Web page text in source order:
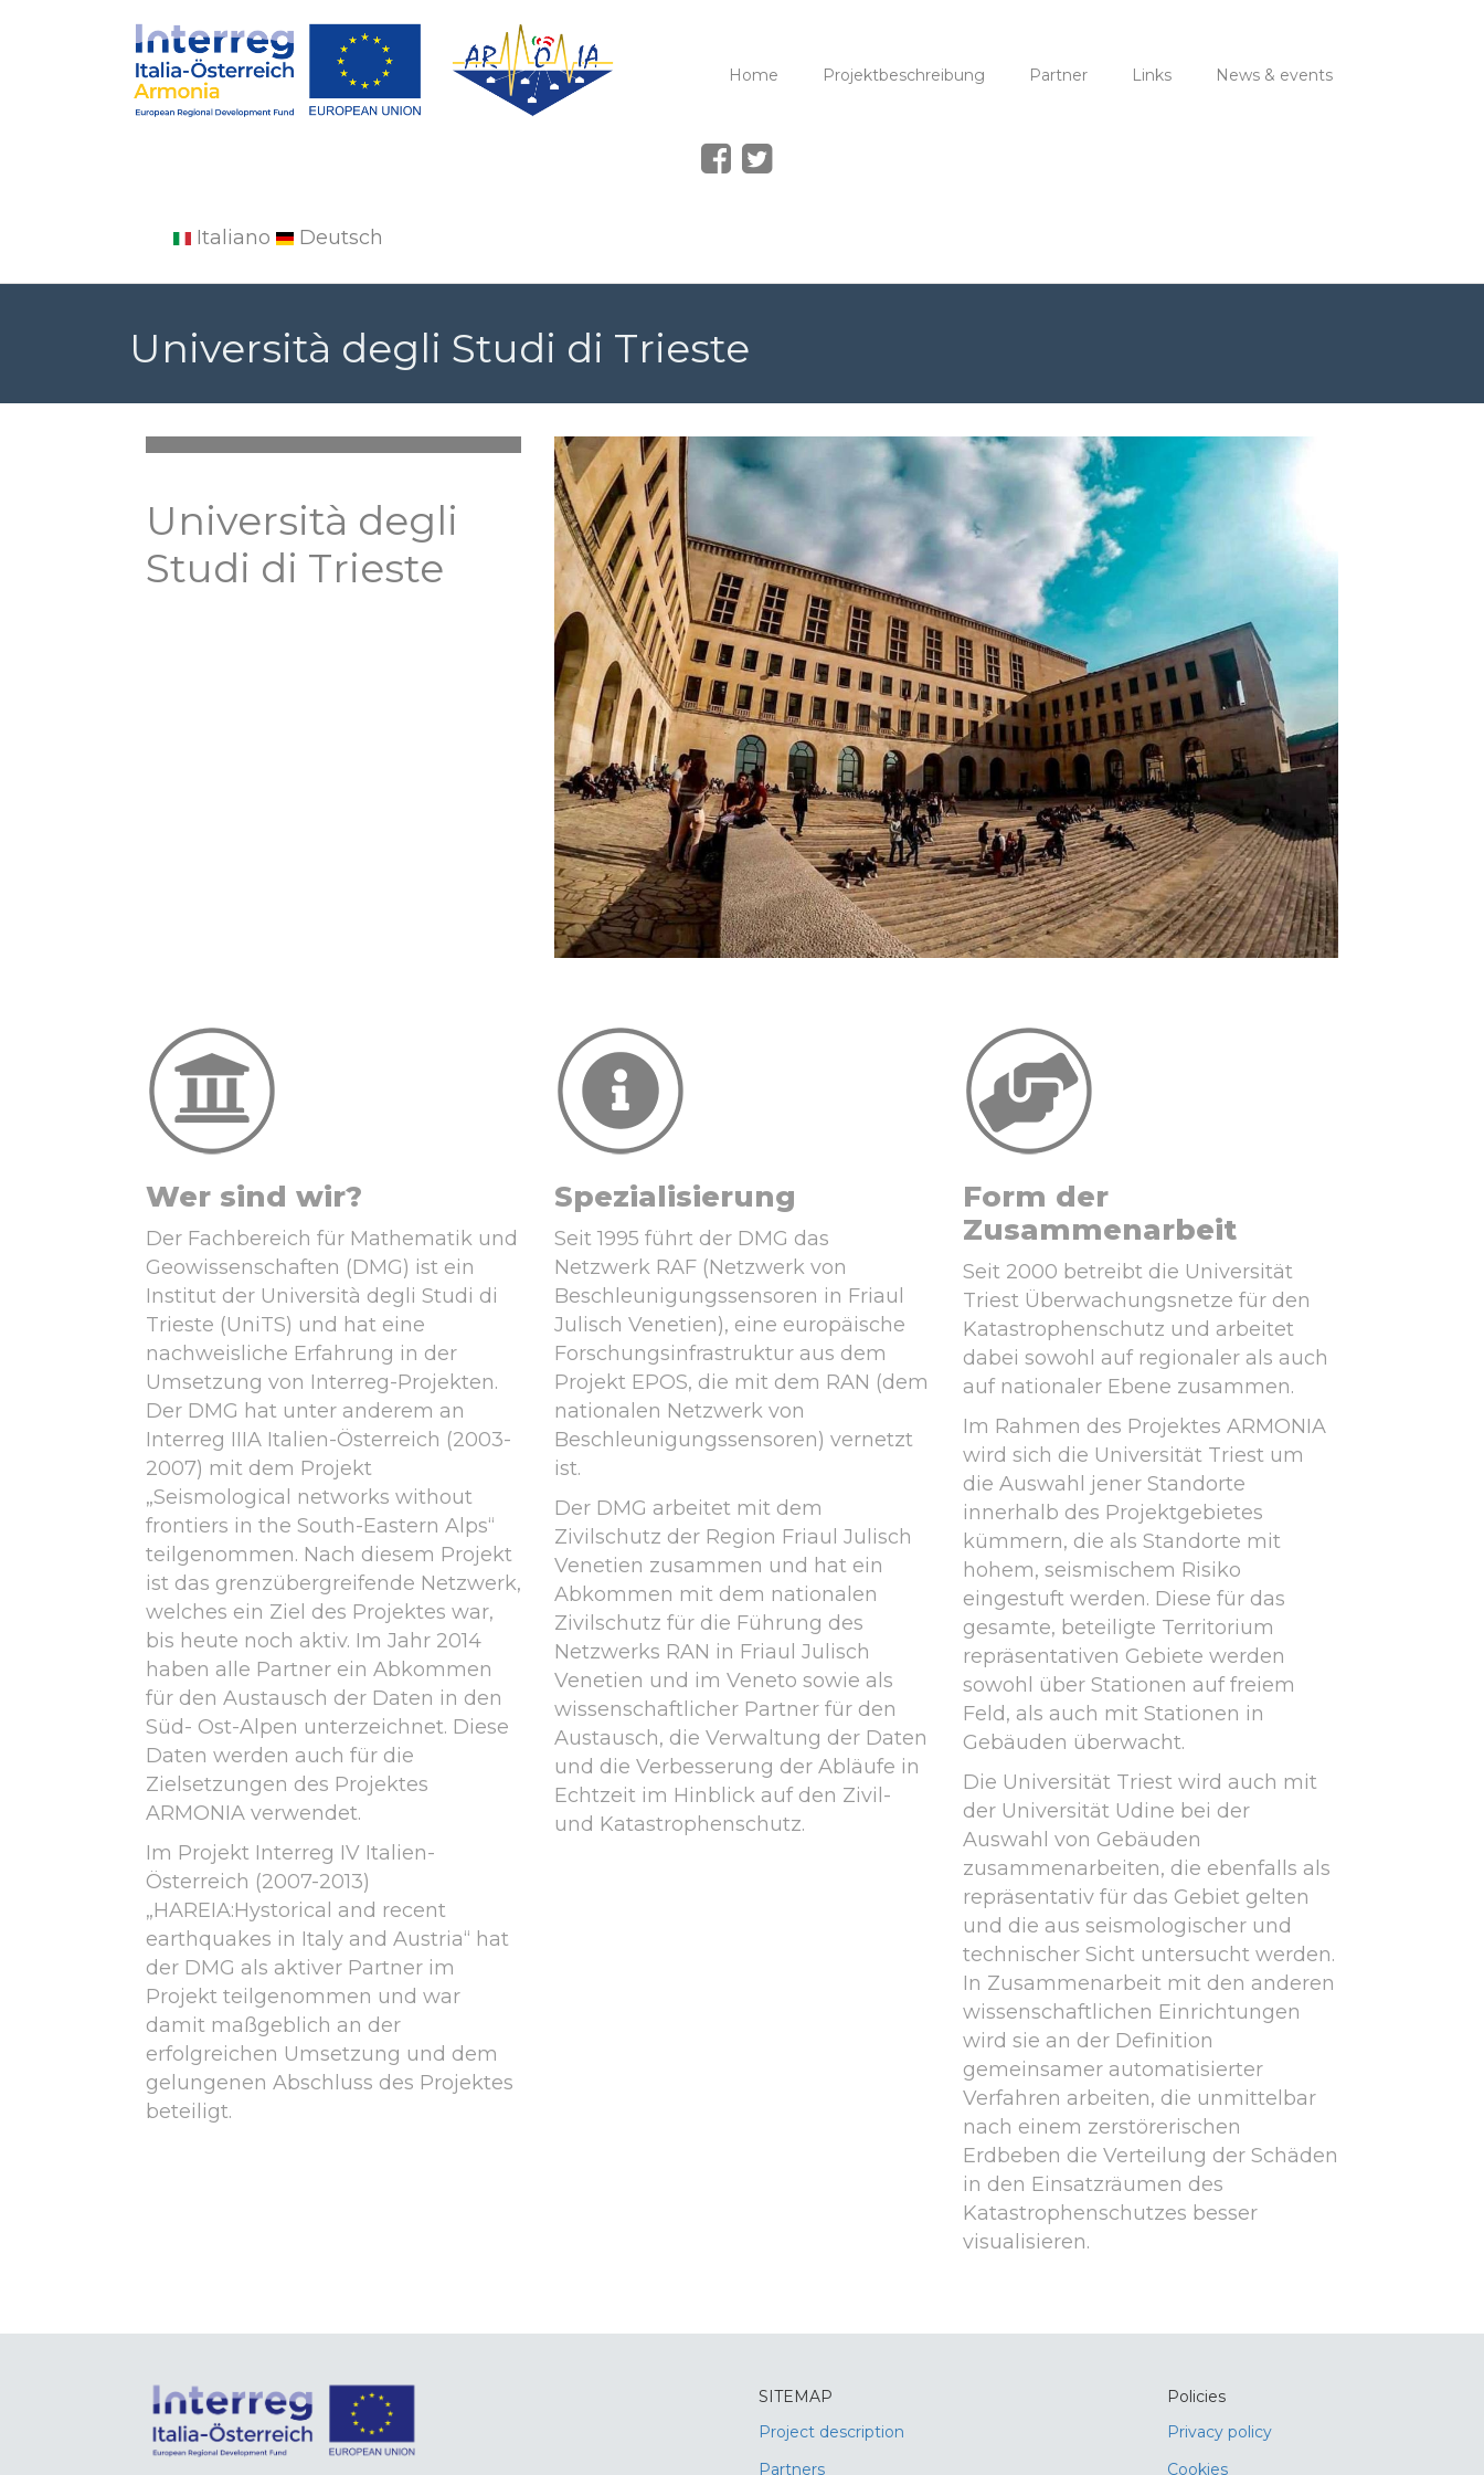
Home Projektbeschreibung Partner Links News & events
Italiano Deutsch
Università degli Studi di Trieste
Università degli
Studi di Trieste
Wer sind wir?
Der Fachbereich für Mathematik und
Geowissenschaften (DMG) ist ein
Institut der Università degli Studi di
Trieste (UniTS) und hat eine
nachweisliche Erfahrung in der
Umsetzung von Interreg-Projekten.
Der DMG hat unter anderem an
Interreg IIIA Italien-Österreich (2003-
2007) mit dem Projekt
„Seismological networks without
frontiers in the South-Eastern Alps“
teilgenommen. Nach diesem Projekt
ist das grenzübergreifende Netzwerk,
welches ein Ziel des Projektes war,
bis heute noch aktiv. Im Jahr 2014
haben alle Partner ein Abkommen
für den Austausch der Daten in den
Süd- Ost-Alpen unterzeichnet. Diese
Daten werden auch für die
Zielsetzungen des Projektes
ARMONIA verwendet.
Im Projekt Interreg IV Italien-
Österreich (2007-2013)
„HAREIA:Hystorical and recent
earthquakes in Italy and Austria“ hat
der DMG als aktiver Partner im
Projekt teilgenommen und war
damit maßgeblich an der
erfolgreichen Umsetzung und dem
gelungenen Abschluss des Projektes
beteiligt.
Spezialisierung
Seit 1995 führt der DMG das
Netzwerk RAF (Netzwerk von
Beschleunigungssensoren in Friaul
Julisch Venetien), eine europäische
Forschungsinfrastruktur aus dem
Projekt EPOS, die mit dem RAN (dem
nationalen Netzwerk von
Beschleunigungssensoren) vernetzt
ist.
Der DMG arbeitet mit dem
Zivilschutz der Region Friaul Julisch
Venetien zusammen und hat ein
Abkommen mit dem nationalen
Zivilschutz für die Führung des
Netzwerks RAN in Friaul Julisch
Venetien und im Veneto sowie als
wissenschaftlicher Partner für den
Austausch, die Verwaltung der Daten
und die Verbesserung der Abläufe in
Echtzeit im Hinblick auf den Zivil-
und Katastrophenschutz.
Form der
Zusammenarbeit
Seit 2000 betreibt die Universität
Triest Überwachungsnetze für den
Katastrophenschutz und arbeitet
dabei sowohl auf regionaler als auch
auf nationaler Ebene zusammen.
Im Rahmen des Projektes ARMONIA
wird sich die Universität Triest um
die Auswahl jener Standorte
innerhalb des Projektgebietes
kümmern, die als Standorte mit
hohem, seismischem Risiko
eingestuft werden. Diese für das
gesamte, beteiligte Territorium
repräsentativen Gebiete werden
sowohl über Stationen auf freiem
Feld, als auch mit Stationen in
Gebäuden überwacht.
Die Universität Triest wird auch mit
der Universität Udine bei der
Auswahl von Gebäuden
zusammenarbeiten, die ebenfalls als
repräsentativ für das Gebiet gelten
und die aus seismologischer und
technischer Sicht untersucht werden.
In Zusammenarbeit mit den anderen
wissenschaftlichen Einrichtungen
wird sie an der Definition
gemeinsamer automatisierter
Verfahren arbeiten, die unmittelbar
nach einem zerstörerischen
Erdbeben die Verteilung der Schäden
in den Einsatzräumen des
Katastrophenschutzes besser
visualisieren.
SITEMAP
Project description
Partners
Policies
Privacy policy
Cookies